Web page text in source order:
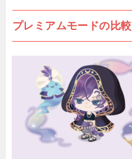
プレミアムモードの比較